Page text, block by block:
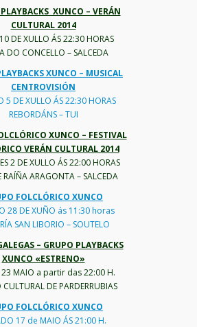
XUNCO – VERÁN
CULTURAL 2014
DE XULLO ÁS 22:30 HORAS
DO CONCELLO – SALCEDA
XUNCO – MUSICAL
CENTROVISIÓN
5 DE XULLO ÁS 22:30 HORAS
REBORDÁNS – TUI
XUNCO – FESTIVAL
VERÁN CULTURAL 2014
2 DE XULLO ÁS 22:00 HORAS
RAÍÑA ARAGONTA – SALCEDA
FOLCLÓRICO XUNCO
28 DE XUÑO ás 11:30 horas
SAN LIBORIO – SOUTELO
– GRUPO PLAYBACKS
XUNCO «ESTRENO»
23 MAIO a partir das 22:00 H.
CULTURAL DE PARDERRUBIAS
FOLCLÓRICO XUNCO
17 de MAIO ÁS 21:00 H.